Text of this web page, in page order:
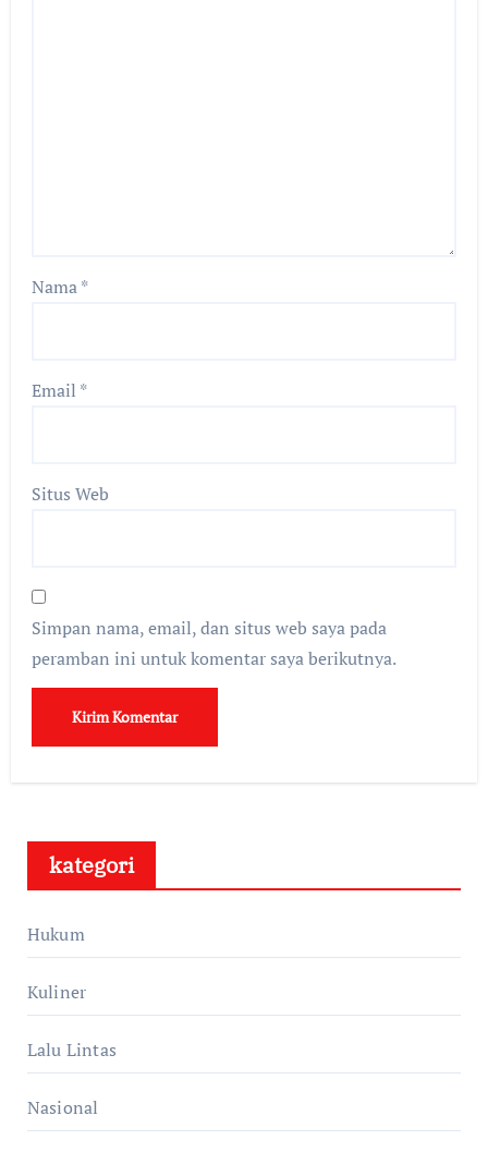
Nama*
Email *
Situs Web
Simpan nama, email, dan situs web saya pada
peramban ini untuk komentar saya berikutnya.
kategori
Hukum
Kuliner
Lalu Lintas
Nasional